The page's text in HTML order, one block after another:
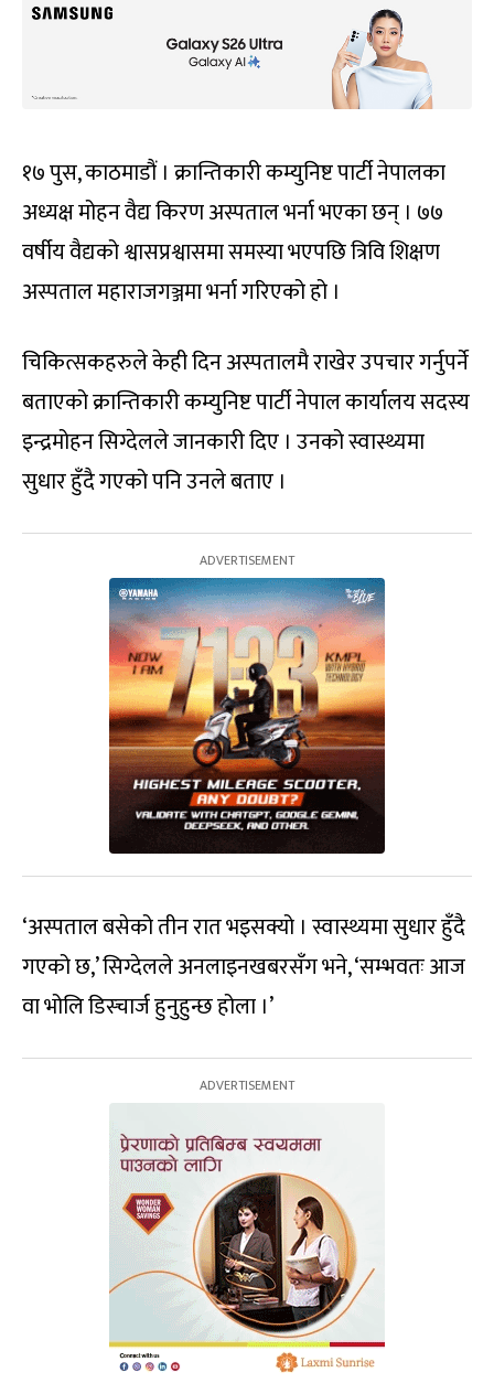
१७ पुस, काठमाडौं । क्रान्तिकारी कम्युनिष्ट पार्टी नेपालका
अध्यक्ष मोहन वैद्य किरण अस्पताल भर्ना भएका छन् । ७७
वर्षीय वैद्यको श्वासप्रश्वासमा समस्या भएपछि त्रिवि शिक्षण
अस्पताल महाराजगञ्जमा भर्ना गरिएको हो ।
चिकित्सकहरुले केही दिन अस्पतालमै राखेर उपचार गर्नुपर्ने
बताएको क्रान्तिकारी कम्युनिष्ट पार्टी नेपाल कार्यालय सदस्य
इन्द्रमोहन सिग्देलले जानकारी दिए । उनको स्वास्थ्यमा
सुधार हुँदै गएको पनि उनले बताए ।
‘अस्पताल बसेको तीन रात भइसक्यो । स्वास्थ्यमा सुधार हुँदै
गएको छ,’ सिग्देलले अनलाइनखबरसँग भने, ‘सम्भवतः आज
वा भोलि डिस्चार्ज हुनुहुन्छ होला ।’